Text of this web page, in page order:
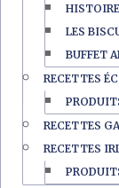
LES
BUFFET
RECETTES
RECETTES
RECETTES